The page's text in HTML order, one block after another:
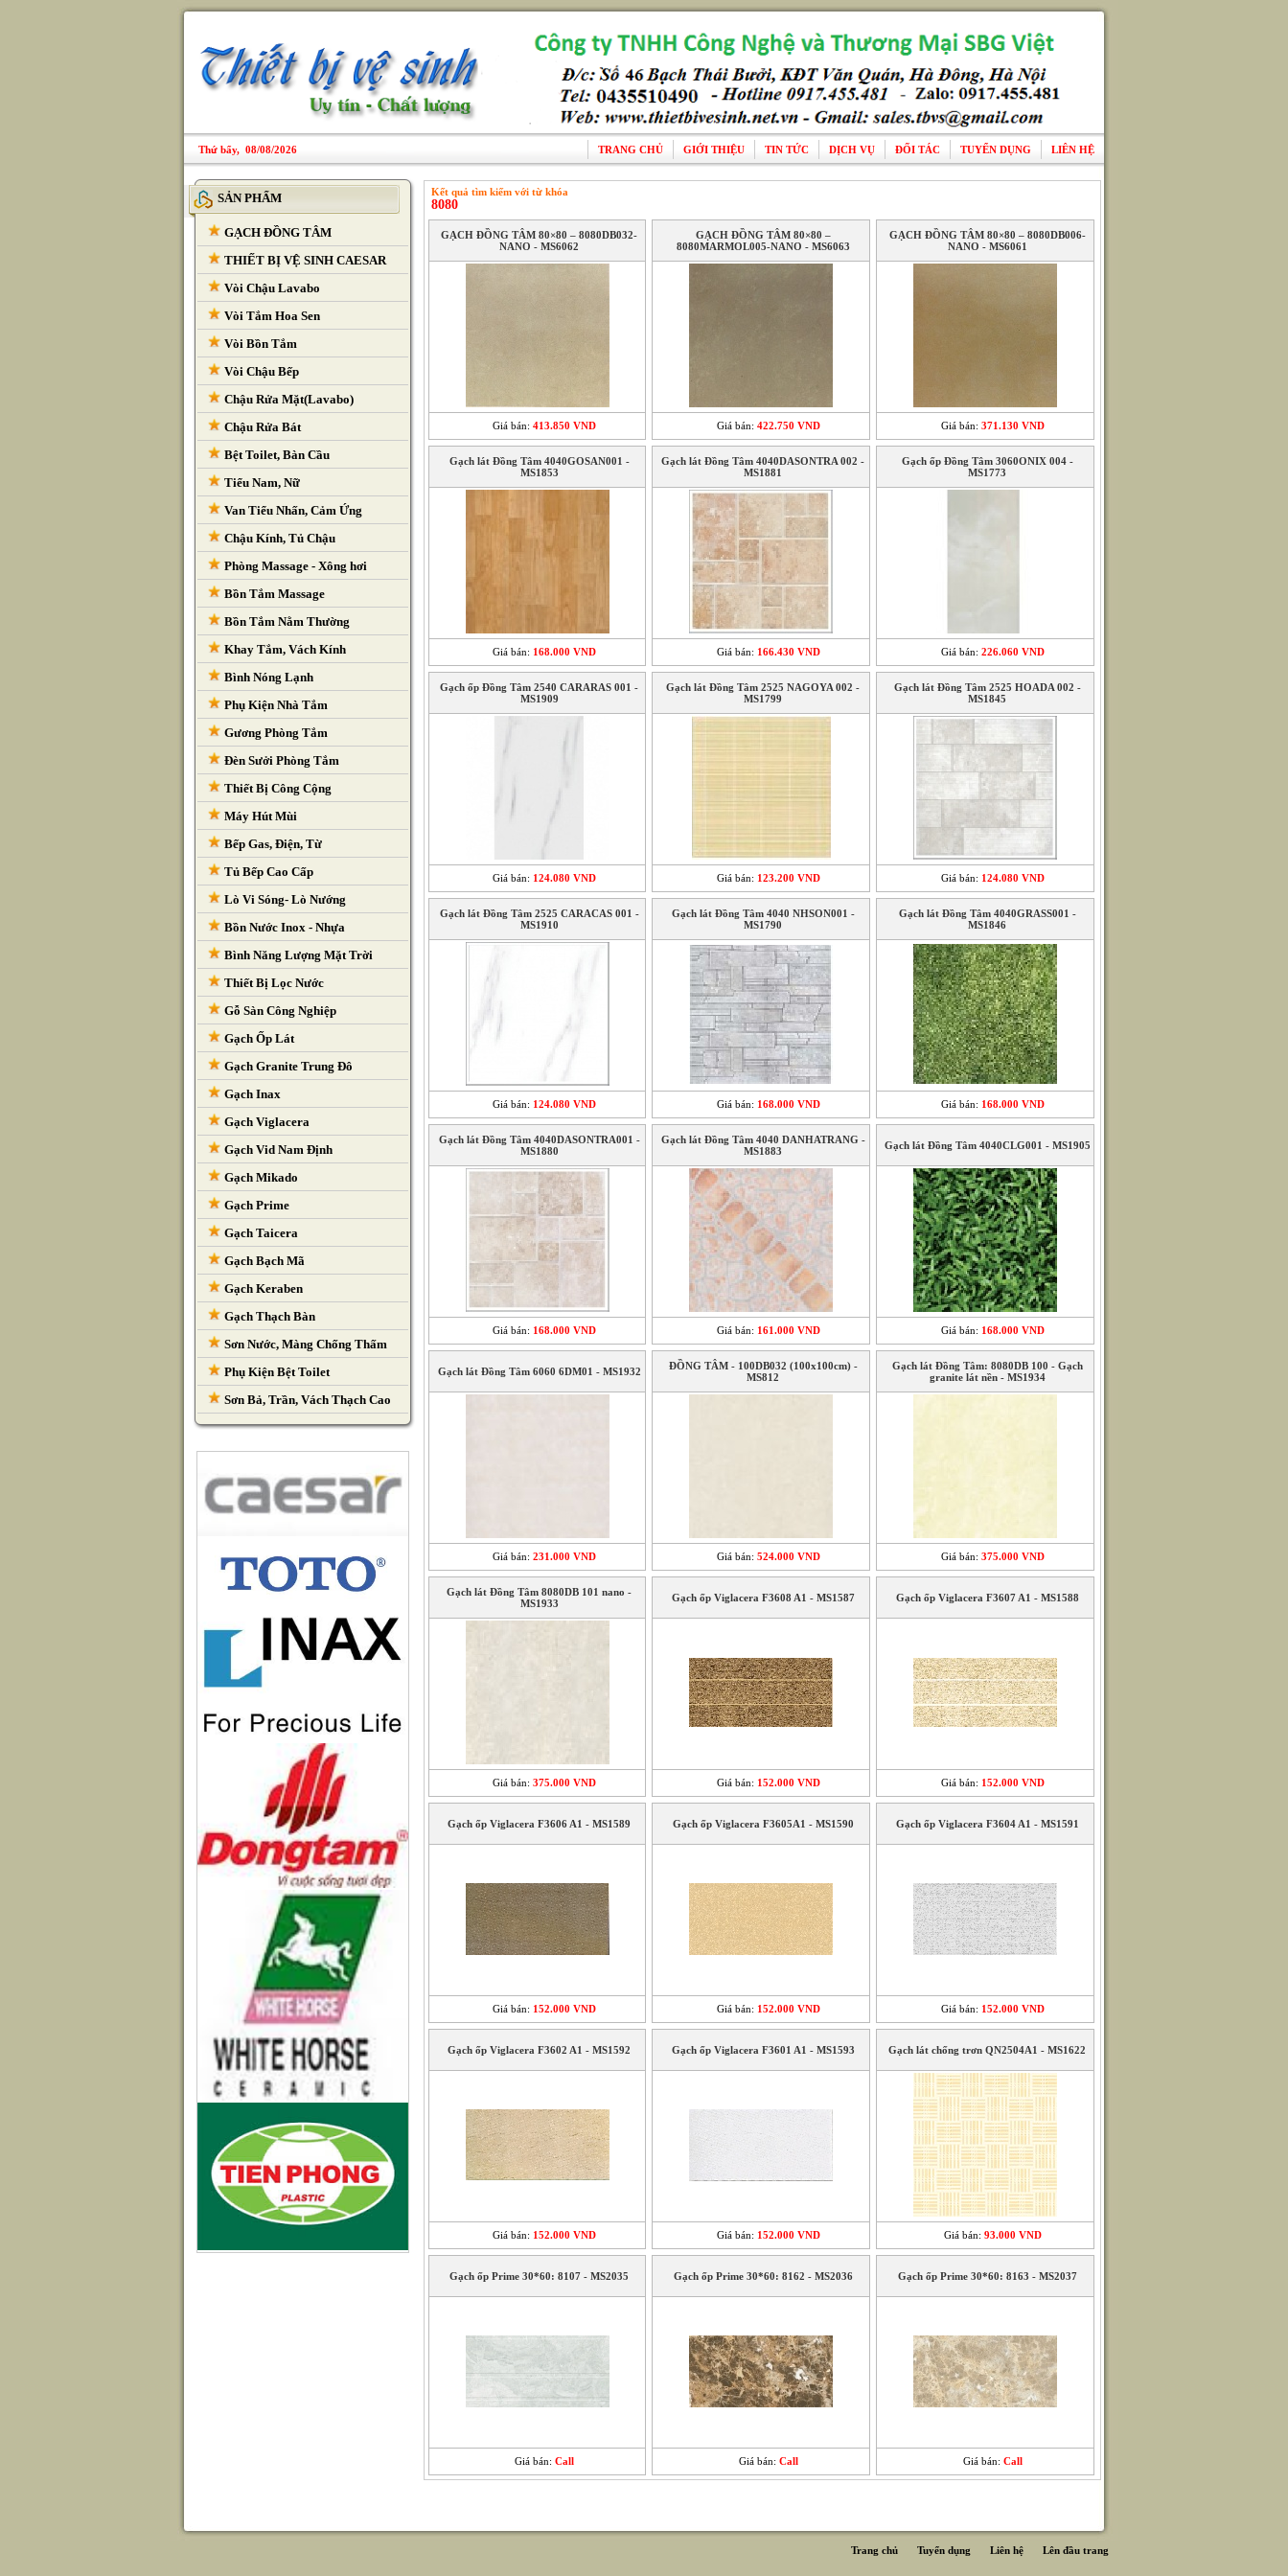
Thứ bẩy, 08/08/2026 TRANG CHỦ GIỚI THIỆU TIN TỨC DỊCH VỤ ĐỐI TÁC TUYỂN DỤNG LIÊN HỆ
SẢN PHẨM
GẠCH ĐỒNG TÂM
THIẾT BỊ VỆ SINH CAESAR
Vòi Chậu Lavabo
Vòi Tắm Hoa Sen
Vòi Bồn Tắm
Vòi Chậu Bếp
Chậu Rửa Mặt(Lavabo)
Chậu Rửa Bát
Bệt Toilet, Bàn Cầu
Tiểu Nam, Nữ
Van Tiểu Nhấn, Cảm Ứng
Chậu Kính, Tủ Chậu
Phòng Massage - Xông hơi
Bồn Tắm Massage
Bồn Tắm Nằm Thường
Khay Tắm, Vách Kính
Bình Nóng Lạnh
Phụ Kiện Nhà Tắm
Gương Phòng Tắm
Đèn Sưởi Phòng Tắm
Thiết Bị Công Cộng
Máy Hút Mùi
Bếp Gas, Điện, Từ
Tủ Bếp Cao Cấp
Lò Vi Sóng- Lò Nướng
Bồn Nước Inox - Nhựa
Bình Năng Lượng Mặt Trời
Thiết Bị Lọc Nước
Gỗ Sàn Công Nghiệp
Gạch Ốp Lát
Gạch Granite Trung Đô
Gạch Inax
Gạch Viglacera
Gạch Vid Nam Định
Gạch Mikado
Gạch Prime
Gạch Taicera
Gạch Bạch Mã
Gạch Keraben
Gạch Thạch Bàn
Sơn Nước, Màng Chống Thấm
Phụ Kiện Bệt Toilet
Sơn Bả, Trần, Vách Thạch Cao
Kết quả tìm kiếm với từ khóa
8080
GẠCH ĐỒNG TÂM 80×80 – 8080DB032-
NANO - MS6062
Giá bán: 413.850 VND
GẠCH ĐỒNG TÂM 80×80 –
8080MARMOL005-NANO - MS6063
Giá bán: 422.750 VND
GẠCH ĐỒNG TÂM 80×80 – 8080DB006-
NANO - MS6061
Giá bán: 371.130 VND
Gạch lát Đồng Tâm 4040GOSAN001 -
MS1853
Giá bán: 168.000 VND
Gạch lát Đồng Tâm 4040DASONTRA 002 -
MS1881
Giá bán: 166.430 VND
Gạch ốp Đồng Tâm 3060ONIX 004 -
MS1773
Giá bán: 226.060 VND
Gạch ốp Đồng Tâm 2540 CARARAS 001 -
MS1909
Giá bán: 124.080 VND
Gạch lát Đồng Tâm 2525 NAGOYA 002 -
MS1799
Giá bán: 123.200 VND
Gạch lát Đồng Tâm 2525 HOADA 002 -
MS1845
Giá bán: 124.080 VND
Gạch lát Đồng Tâm 2525 CARACAS 001 -
MS1910
Giá bán: 124.080 VND
Gạch lát Đồng Tâm 4040 NHSON001 -
MS1790
Giá bán: 168.000 VND
Gạch lát Đồng Tâm 4040GRASS001 -
MS1846
Giá bán: 168.000 VND
Gạch lát Đồng Tâm 4040DASONTRA001 -
MS1880
Giá bán: 168.000 VND
Gạch lát Đồng Tâm 4040 DANHATRANG -
MS1883
Giá bán: 161.000 VND
Gạch lát Đồng Tâm 4040CLG001 - MS1905
Giá bán: 168.000 VND
Gạch lát Đồng Tâm 6060 6DM01 - MS1932
Giá bán: 231.000 VND
ĐỒNG TÂM - 100DB032 (100x100cm) -
MS812
Giá bán: 524.000 VND
Gạch lát Đồng Tâm: 8080DB 100 - Gạch
granite lát nền - MS1934
Giá bán: 375.000 VND
Gạch lát Đồng Tâm 8080DB 101 nano -
MS1933
Giá bán: 375.000 VND
Gạch ốp Viglacera F3608 A1 - MS1587
Giá bán: 152.000 VND
Gạch ốp Viglacera F3607 A1 - MS1588
Giá bán: 152.000 VND
Gạch ốp Viglacera F3606 A1 - MS1589
Giá bán: 152.000 VND
Gạch ốp Viglacera F3605A1 - MS1590
Giá bán: 152.000 VND
Gạch ốp Viglacera F3604 A1 - MS1591
Giá bán: 152.000 VND
Gạch ốp Viglacera F3602 A1 - MS1592
Giá bán: 152.000 VND
Gạch ốp Viglacera F3601 A1 - MS1593
Giá bán: 152.000 VND
Gạch lát chống trơn QN2504A1 - MS1622
Giá bán: 93.000 VND
Gạch ốp Prime 30*60: 8107 - MS2035
Giá bán: Call
Gạch ốp Prime 30*60: 8162 - MS2036
Giá bán: Call
Gạch ốp Prime 30*60: 8163 - MS2037
Giá bán: Call
Trang chủ Tuyển dụng Liên hệ Lên đầu trang